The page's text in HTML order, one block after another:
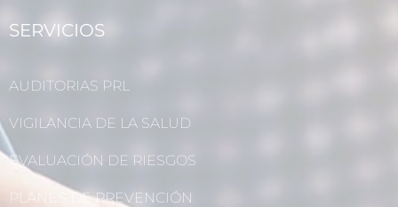
SERVICIOS
AUDITORIAS PRL
VIGILANCIA DE LA SALUD
EVALUACIÓN DE RIESGOS
PLANES DE PREVENCIÓN